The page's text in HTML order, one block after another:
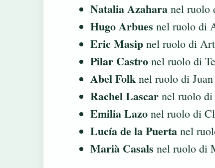
Natalia Azahara nel ruolo
Hugo Arbues nel ruolo di
Eric Masip nel ruolo di
Pilar Castro nel ruolo di
Abel Folk nel ruolo di
Rachel Lascar nel ruolo
Emilia Lazo nel ruolo di
Lucía de la Puerta nel
Marià Casals nel ruolo di